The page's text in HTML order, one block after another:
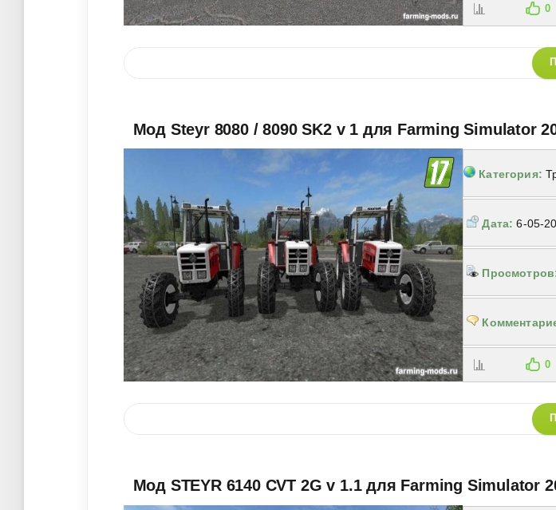
0
Мод Steyr 8080 / 8090 SK2 v 1 для Farming Simulator
Категория:
Дата: 6-05-
0
Мод STEYR 6140 CVT 2G v 1.1 для Farming Simulator